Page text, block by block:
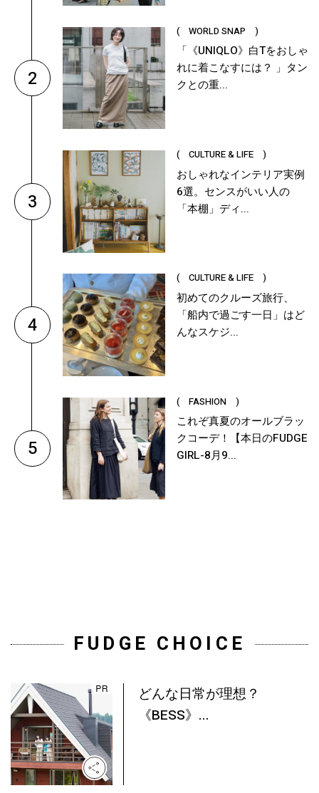
2
( WORLD SNAP )
「《UNIQLO》白Tをおしゃ
れに着こなすには？ 」タン
クとの重...
3
( CULTURE & LIFE )
おしゃれなインテリア実例
6選。センスがいい人の
「本棚」ディ...
4
( CULTURE & LIFE )
初めてのクルーズ旅行、
「船内で過ごす一日」はど
んなスケジ...
5
( FASHION )
これぞ真夏のオールブラッ
クコーデ！【本日のFUDGE
GIRL-8月9...
FUDGE CHOICE
どんな日常が理想？
《BESS》...